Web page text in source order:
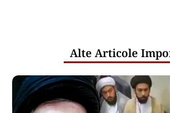
Alte Articole